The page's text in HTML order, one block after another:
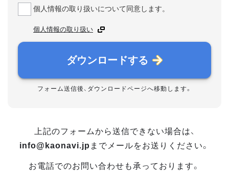
個人情報の取り扱いについて同意します。
個人情報の取り扱い
ダウンロードする
フォーム送信後、ダウンロードページへ移動します。
上記のフォームから送信できない場合は、
info@kaonavi.jp までメールをお送りください。
お電話でのお問い合わせも承っております。